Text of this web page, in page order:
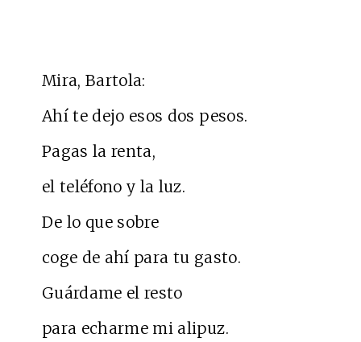
Mira, Bartola:
Ahí te dejo esos dos pesos.
Pagas la renta,
el teléfono y la luz.
De lo que sobre
coge de ahí para tu gasto.
Guárdame el resto
para echarme mi alipuz.